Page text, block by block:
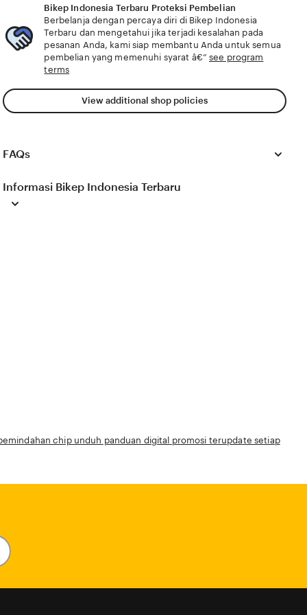
penggemar drakor hukum setelah selesai pencinta
film seks.
Bikep Indonesia Terbaru Proteksi Pembelian
Berbelanja dengan percaya diri di Bikep Indonesia
Terbaru dan mengetahui jika terjadi kesalahan pada
pesanan Anda, kami siap membantu Anda untuk semua
pembelian yang memenuhi syarat â€”see program
terms
View additional shop policies
FAQs
Informasi Bikep Indonesia Terbaru
chip unduh panduan digital promosi terupdate setiap